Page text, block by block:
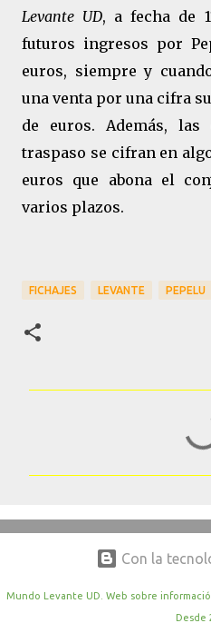
Levante UD, a fecha de
futuros ingresos por
euros, siempre y
una venta por una cifra
de euros. Además, las
traspaso se cifran en
euros que abona el
varios plazos.
FICHAJES LEVANTE PEPELU
n
r
Con la
Mundo Levante UD. Web sobre
Desde